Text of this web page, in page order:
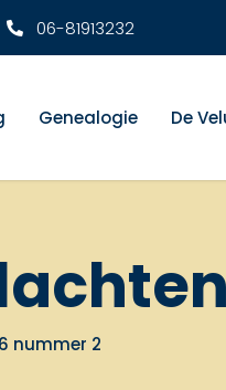
06-81913232
Genealogie De
nummer 2